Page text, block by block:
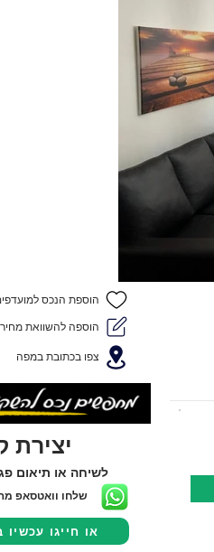
הוספת הנכס
הוספה להשוואת
צפו בכתובת במפה
יצירת
לשיחה או תיאום
שלחו וואטסאפ
או חייגו עכשיו